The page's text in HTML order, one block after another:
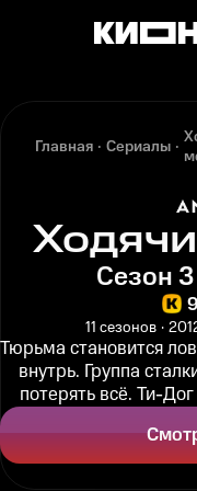
Главная Сериалы
Сезон
11 сезонов
Тюрьма становится
внутрь. Группа
потерять всё. Ти-